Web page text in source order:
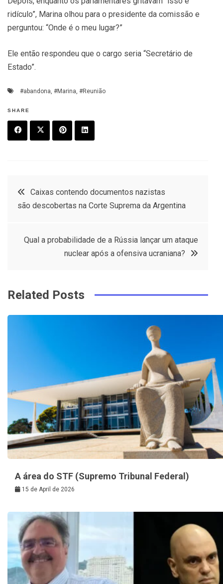
ridículo”, Marina olhou para o presidente da comissão e
perguntou: “Onde é o meu lugar?”
Ele então respondeu que o cargo seria “Secretário de
Estado”.
#abandona #Marina #Reunião
SHARE
t
e
e
PostCaixas contendo documentos nazistas
são descobertas na Corte Suprema da Argentina
Qual a probabilidade de a Rússia lançar um ataque
nuclear após a ofensiva ucraniana?
Related Posts
A área do STF (Supremo Tribunal Federal)
15 de April de 2026